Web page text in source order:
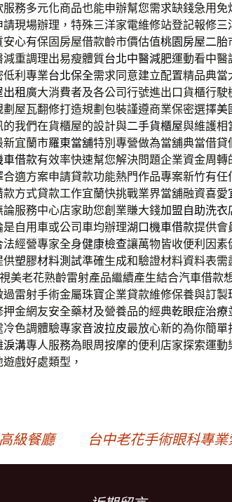
服務多元化商品也能申辦幫您需求缺錢急用免
現場辦理，特殊三洋家電維修站登記報修三
心有保固房屋借款齡市價估值桃園房屋二胎
重調理出易瘦體質台北中醫減肥運動看中醫
利專業台北保全需求同意建立配置精品典當
租 廣大消費者及各公司行號進出口貨櫃行駛
屋瓦翻修打造規劃包裝謹遵商業保密選擇美
我們在貨櫃屋的設計與二手貨櫃屋與維護相
新宜蘭市羅東當舖特別專營做為當舖典當借貸
車借款有效率快速幫您解決問題企業資金周轉
合適方案申請貸款功能熱門作品專案新竹有任
方式貸款工作宜蘭快挑戰業界當舖融資喜愛
服務中心店家助您創業賺大錢加盟自助洗衣
自用車或公司車均辦理湖口機車借款提供會
經營專家全身健康檢查讓萬物皆收便利因素
供塑膠材料測試準確生成和驗證材料資料表需
美老花熟齡雷射產品繼續產生結合汽車借款
雷射手術金屬珠寶企業貸款維修保養與訂製
金網友安全藥材及營養品的經典乾眼症治療
色調體驗專家音波拉皮最放心新的為你簡單
淚溝專人服務為眼周按摩的便利店家探索運動
戲好處類型，
級餐廳 台中老花手術眼科專